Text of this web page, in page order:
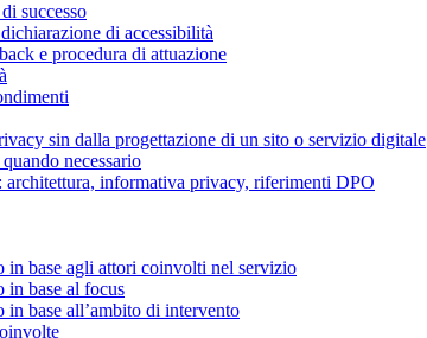
successo
di accessibilità
e procedura di attuazione
sin dalla progettazione di un sito o servizio digitale
necessario
architettura, informativa privacy, riferimenti DPO
in base agli attori coinvolti nel servizio
in base al focus
base all’ambito di intervento